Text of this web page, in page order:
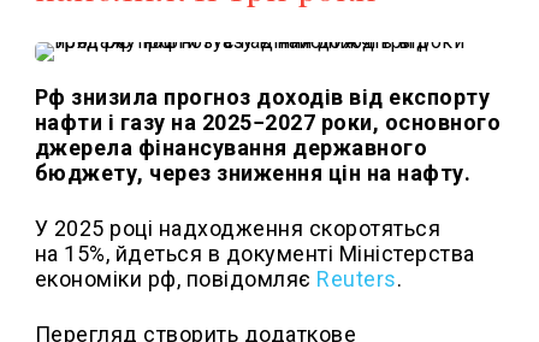
Рф знизила прогноз доходів від експорту
нафти і газу на 2025−2027 роки, основного
джерела фінансування державного
бюджету, через зниження цін на нафту.
У 2025 році надходження скоротяться
на 15%, йдеться в документі Міністерства
економіки рф, повідомляє Reuters.
Перегляд створить додаткове